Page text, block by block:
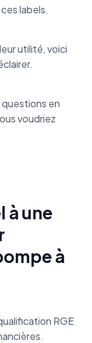
labels.
utilité, voici
questions en
voudriez
à une
à
RGE